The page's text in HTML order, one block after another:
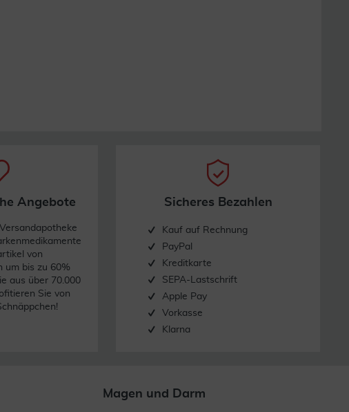
Angebote
von
um bis zu 60%
aus über 70.000
Sie von
Sicheres Bezahlen
Kauf auf Rechnung
PayPal
Kreditkarte
SEPA-Lastschrift
Apple Pay
Vorkasse
Klarna
Magen und Darm